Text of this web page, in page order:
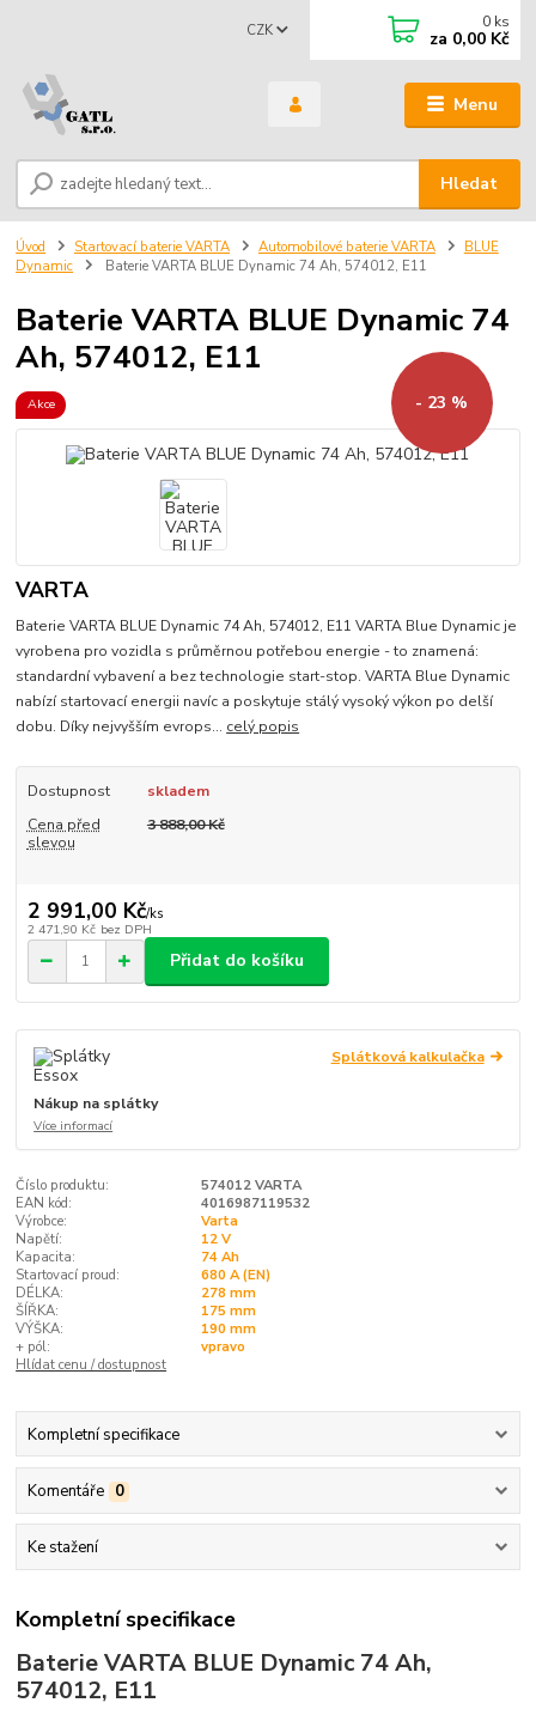
Menu
CZK
Hledat
0 ks
za 0,00 Kč
Úvod Startovací baterie VARTA Automobilové baterie VARTA
BLUE
Dynamic
Baterie VARTA BLUE Dynamic 74 Ah, 574012, E11
Baterie VARTA BLUE Dynamic 74
Ah, 574012, E11
Akce - 23 %
VARTA
Baterie VARTA BLUE Dynamic 74 Ah, 574012, E11 VARTA Blue Dynamic je
vyrobena pro vozidla s průměrnou potřebou energie - to znamená:
standardní vybavení a bez technologie start-stop. VARTA Blue Dynamic
nabízí startovací energii navíc a poskytuje stálý vysoký výkon po delší
dobu. Díky nejvyšším evrops... celý popis
Dostupnost
skladem
Cena před
slevou
3 888,00 Kč
2 991,00 Kč/ks
2 471,90 Kč bez DPH
Přidat do košíku
Splátková kalkulačka
Nákup na splátky
Více informací
Číslo produktu:
574012 VARTA
EAN kód:
4016987119532
Výrobce:
Varta
Napětí:
12 V
Kapacita:
74 Ah
Startovací proud:
680 A (EN)
DÉLKA:
278 mm
ŠÍŘKA:
175 mm
VÝŠKA:
190 mm
+ pól:
vpravo
Hlídat cenu / dostupnost
Kompletní specifikace
Komentáře 0
Ke stažení
Kompletní specifikace
Baterie VARTA BLUE Dynamic 74 Ah,
574012, E11